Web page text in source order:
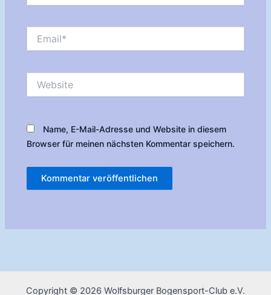
Name, E-Mail-Adresse und Website in diesem
Browser für meinen nächsten Kommentar speichern.
Copyright © 2026 Wolfsburger Bogensport-Club e.V.